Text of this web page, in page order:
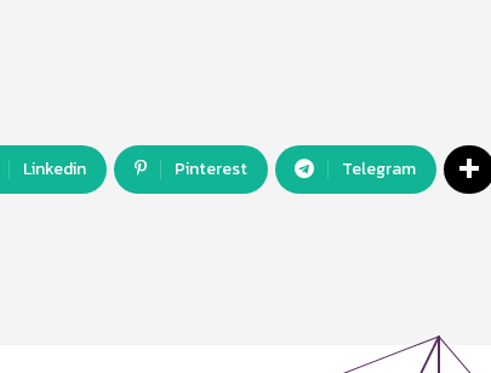
Linkedin Pinterest Telegram